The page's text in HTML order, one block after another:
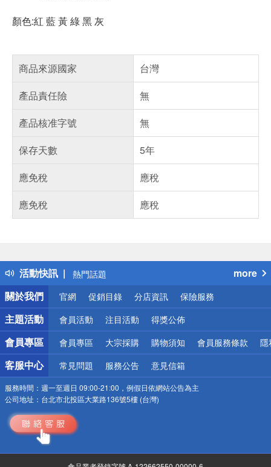
顏色:紅 藍 黃 綠 黑 灰
商品來源國家
台灣
產品責任險
無
產品核准字號
無
保存天數
5年
應免稅
應稅
應免稅
應稅
活動快訊
得獎公告
熱門話題
銀行優惠
偏遠地區配送
詐騙網頁！請小心！
more
關於我們
官網 促銷目錄 分店資訊 保險服務
主題活動 會員活動 注目活動 得獎公佈
會員專區 會員專區 大宗採購 購物須知 會員服務條款 隱
客服中心 常見問題 服務公告 意見信箱
服務時間： 週一至週日 09:00-21:00，例假日依網站公告為主
公司地址： 台北市北投區大業路136號5樓 (台灣)